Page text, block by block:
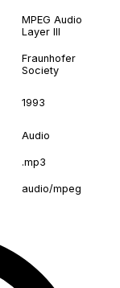
MPEG Audio
Layer III
Fraunhofer
Society
1993
Audio
.mp3
audio/mpeg